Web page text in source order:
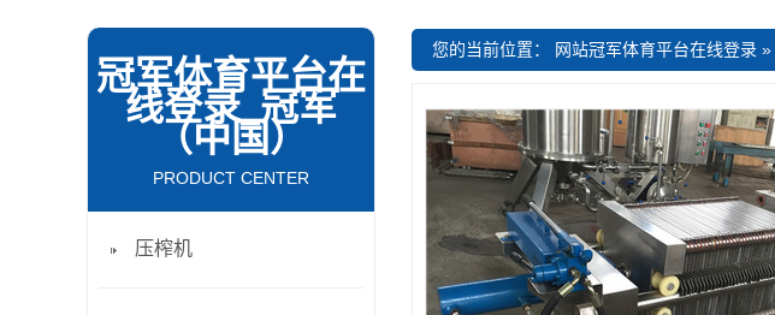
您的当前位置： 网站冠军体育平台在线登录 »
冠军体育平台在
线登录_冠军
（中国）
PRODUCT CENTER
压榨机